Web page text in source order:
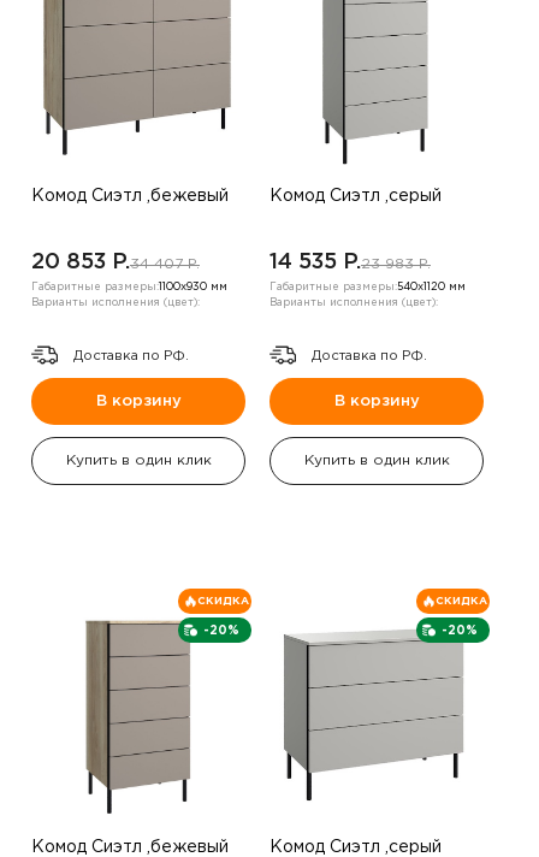
Комод Сиэтл ,бежевый
20 853 P.34 407 P.
Габаритные размеры: 1100х930 мм
Варианты исполнения (цвет):
Доставка по РФ.
В корзину
Купить в один клик
Комод Сиэтл ,серый
14 535 P.23 983 P.
Габаритные размеры:540х1120 мм
Варианты исполнения (цвет):
Доставка по РФ.
В корзину
Купить в один клик
-20%
СКИДКА
Комод Сиэтл ,бежевый
-20%
СКИДКА
Комод Сиэтл ,серый